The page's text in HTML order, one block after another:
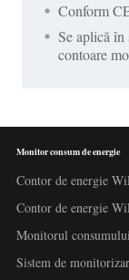
Conform
Se aplică în
contoare
Monitor consum de energie
Contor de energie
Contor de energie
Monitorul
Sistem de